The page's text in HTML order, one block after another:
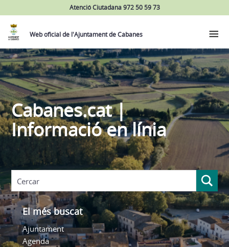
Atenció Ciutadana 972 50 59 73
Web oficial de l'Ajuntament de Cabanes
Cabanes.cat |
Informació en línia
El més buscat
Ajuntament
Agenda